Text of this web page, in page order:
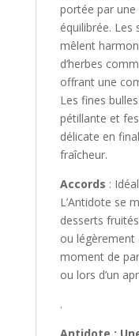
portée par
équilibrée. Les
mêlent
d’herbes
offrant une
Les fines
pétillante et
délicate en
fraîcheur.
Accords :
L’Antidote se
desserts
ou légèrement
moment de
ou lors d’un
.